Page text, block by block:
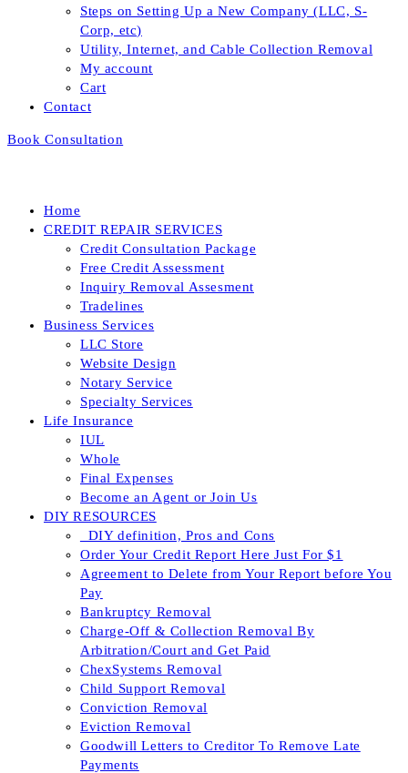
Steps on Setting Up a New Company (LLC, S-
Corp, etc)
Utility, Internet, and Cable Collection Removal
My account
Cart
Contact
Book Consultation
Home
CREDIT REPAIR SERVICES
Credit Consultation Package
Free Credit Assessment
Inquiry Removal Assesment
Tradelines
Business Services
LLC Store
Website Design
Notary Service
Specialty Services
Life Insurance
IUL
Whole
Final Expenses
Become an Agent or Join Us
DIY RESOURCES
_DIY definition, Pros and Cons
Order Your Credit Report Here Just For $1
Agreement to Delete from Your Report before You
Pay
Bankruptcy Removal
Charge-Off & Collection Removal By
Arbitration/Court and Get Paid
ChexSystems Removal
Child Support Removal
Conviction Removal
Eviction Removal
Goodwill Letters to Creditor To Remove Late
Payments